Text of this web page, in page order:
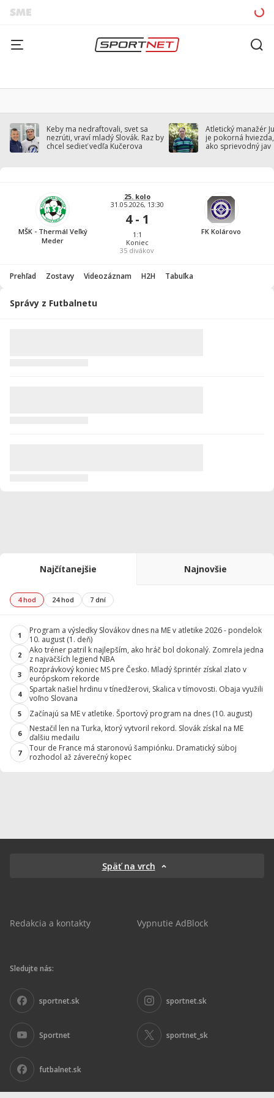
Keby ma nedraftovali, svet sa
nezrúti, vraví mladý Slovák. Raz by
chcel sedieť vedľa Kučerova
Atletický manažér
je pokorná
ako sprievodný jav
MŠK - Thermál Veľký
Meder
25. kolo
31.05.2026, 13:30
4 - 1
1:1
Koniec
35 divákov
FK Kolárovo
Prehľad Zostavy Videozáznam H2H Tabuľka
Správy z Futbalnetu
Najčítanejšie Najnovšie
4 hod 24 hod 7 dní
1
Program a výsledky Slovákov dnes na ME v atletike 2026 - pondelok
10. august (1. deň)
2
Ako tréner patril k najlepším, ako hráč bol dokonalý. Zomrela jedna
z najväčších legiend NBA
3
Rozprávkový koniec MS pre Česko. Mladý šprintér získal zlato v
európskom rekorde
4
Spartak našiel hrdinu v tínedžerovi, Skalica v tímovosti. Obaja využili
voľno Slovana
5 Začínajú sa ME v atletike. Športový program na dnes (10. august)
6
Nestačil len na Turka, ktorý vytvoril rekord. Slovák získal na ME
ďalšiu medailu
7
Tour de France má staronovú šampiónku. Dramatický súboj
rozhodol až záverečný kopec
Späť na vrch
Redakcia a kontakty Vypnutie AdBlock
Sledujte nás:
sportnet.sk sportnet.sk
Sportnet sportnet_sk
futbalnet.sk